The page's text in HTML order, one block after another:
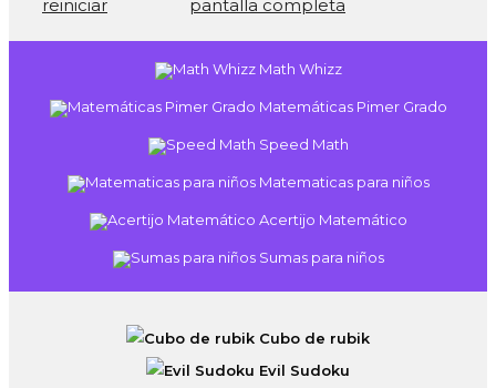
reiniciar pantalla completa
Math Whizz
Matemáticas Pimer Grado
Speed Math
Matematicas para niños
Acertijo Matemático
Sumas para niños
Cubo de rubik
Evil Sudoku